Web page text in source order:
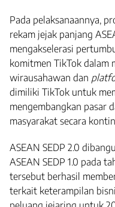
Pada pelaksanaannya,
rekam jejak panjang
mengakselerasi
komitmen TikTok dalam
wirausahawan dan
dimiliki TikTok untuk
mengembangkan pasar
masyarakat secara
ASEAN SEDP 2.0
ASEAN SEDP 1.0 pada
tersebut berhasil
terkait keterampilan